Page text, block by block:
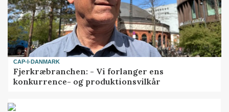
CAP-I-DANMARK
Fjerkræbranchen: - Vi forlanger ens
konkurrence- og produktionsvilkår